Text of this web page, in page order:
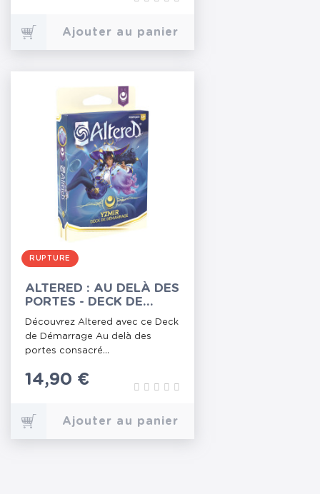
Ajouter au panier
RUPTURE
ALTERED : AU DELÀ DES
PORTES - DECK DE
DÉMARRAGE YZMIR
Découvrez Altered avec ce Deck
de Démarrage Au delà des
portes consacré...
Prix
14,90 €
Ajouter au panier